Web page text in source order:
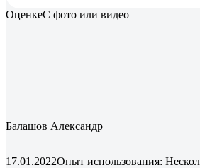
ОценкеС фото или видео
Балашов Александр
17.01.2022Опыт использования: